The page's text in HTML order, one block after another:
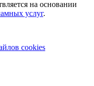
на основании
услуг.
cookies